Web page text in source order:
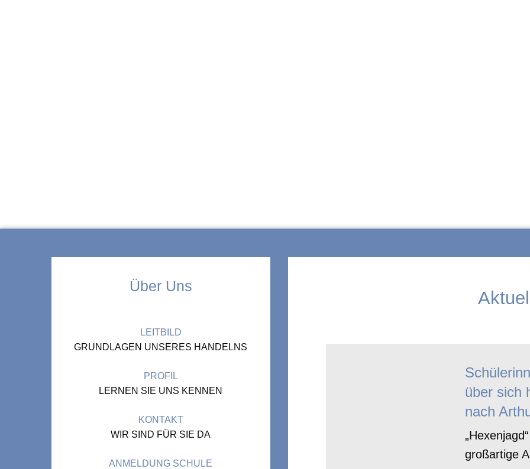
Über Uns
LEITBILD
GRUNDLAGEN UNSERES HANDELNS
PROFIL
LERNEN SIE UNS KENNEN
KONTAKT
WIR SIND FÜR SIE DA
ANMELDUNG SCHULE
über sich
nach
großartige